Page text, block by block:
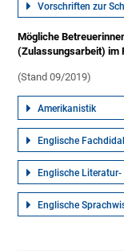
Vorschriften zur
Mögliche
(Zulassungsarbeit) im
(Stand 09/2019)
Amerikanistik
Englische
Englische
Englische